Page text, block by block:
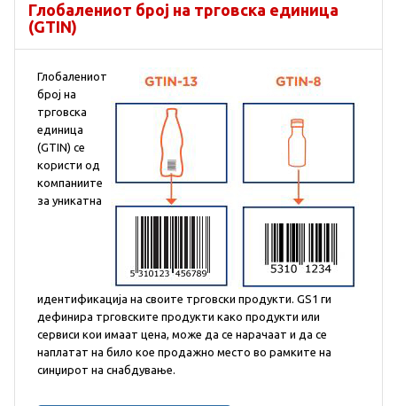
Глобалениот број на трговска единица
(GTIN)
Глобалениот
број на
трговска
единица
(GTIN) се
користи од
компаниите
за уникатна
идентификација на своите трговски продукти. GS1 ги
дефинира трговските продукти како продукти или
сервиси кои имаат цена, може да се нарачаат и да се
наплатат на било кое продажно место во рамките на
синџирот на снабдување.